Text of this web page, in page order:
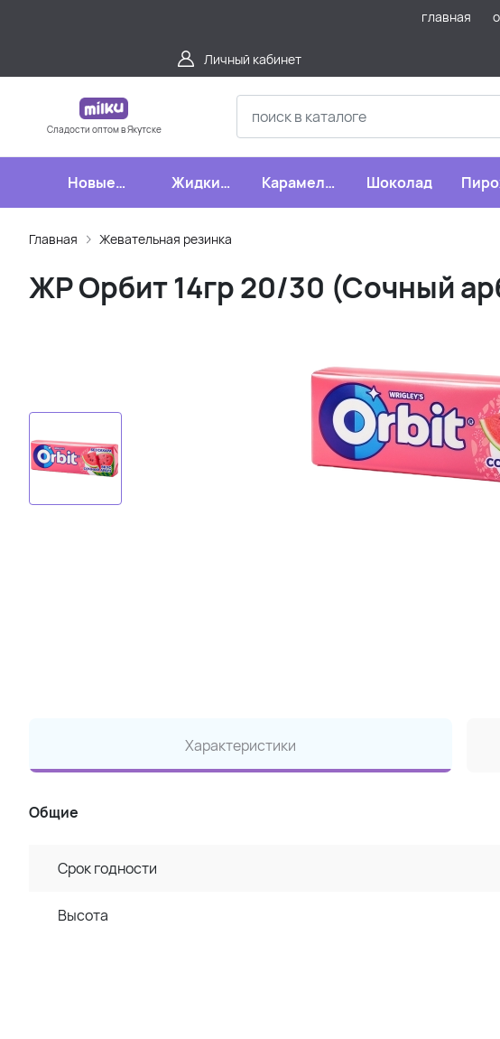
главная
Личный кабинет
Сладости оптом в Якутске
Новые
поступления
Жидкие
конфеты
Карамель,
леденцы,
Шоколад
Главная Жевательная резинка
ЖР Орбит 14гр 20/30 (Сочный
Характеристики
Общие
Срок годности
Высота